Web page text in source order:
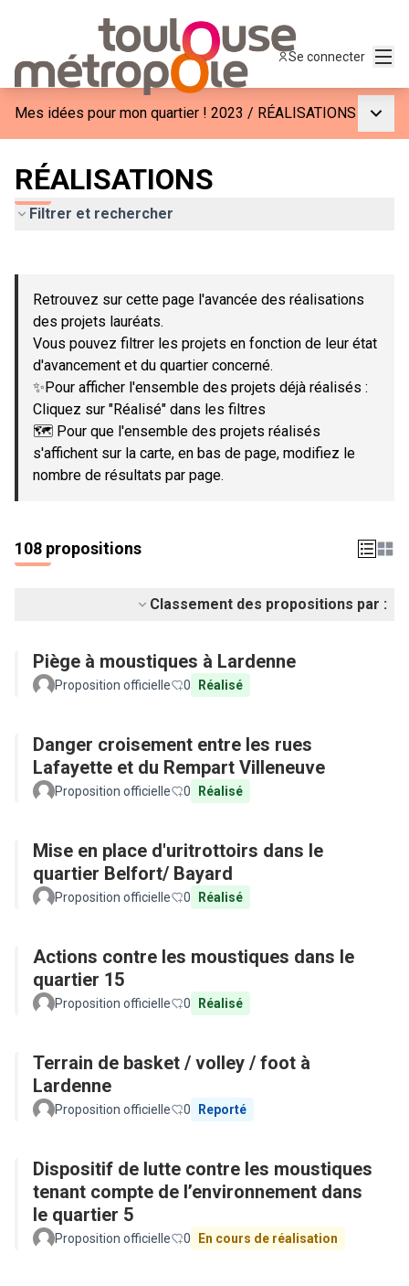
Se connecter
Mes idées pour mon quartier ! 2023 / RÉALISATIONS
RÉALISATIONS
Filtrer et rechercher
−
Retrouvez sur cette page l'avancée des réalisations
des projets lauréats.
Vous pouvez filtrer les projets en fonction de leur état
d'avancement et du quartier concerné.
✨Pour afficher l'ensemble des projets déjà réalisés :
Cliquez sur "Réalisé" dans les filtres
🗺️ Pour que l'ensemble des projets réalisés
s'affichent sur la carte, en bas de page, modifiez le
nombre de résultats par page.
108 propositions
Classement des propositions par :
Piège à moustiques à Lardenne
Proposition officielle 0 Réalisé
Danger croisement entre les rues
Lafayette et du Rempart Villeneuve
Proposition officielle 0 Réalisé
Mise en place d'uritrottoirs dans le
quartier Belfort/ Bayard
Proposition officielle 0 Réalisé
Actions contre les moustiques dans le
quartier 15
Proposition officielle 0 Réalisé
Terrain de basket / volley / foot à
Lardenne
Proposition officielle 0 Reporté
Dispositif de lutte contre les moustiques
tenant compte de l’environnement dans
le quartier 5
Proposition officielle 0 En cours de réalisation